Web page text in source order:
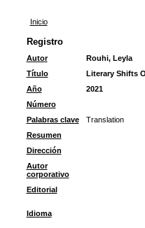
Inicio
Registro
Autor
Rouhi, Leyla
Título
Literary Shifts
Año
2021
Número
Palabras clave
Translation
Resumen
Dirección
Autor
corporativo
Editorial
Idioma